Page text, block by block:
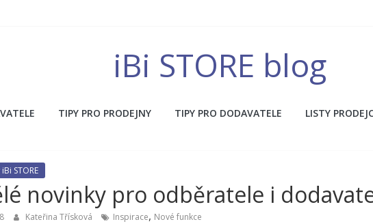
iBi STORE blog
TIPY PRO PRODEJNY TIPY PRO DODAVATELE LISTY
STORE
novinky pro odběratele i
Kateřina Třísková Inspirace, Nové funkce